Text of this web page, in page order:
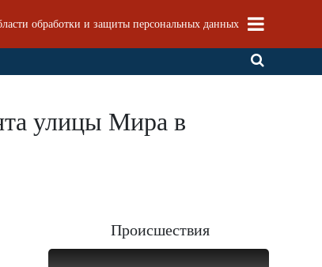
обработки и защиты персональных данных
улицы Мира в
Происшествия